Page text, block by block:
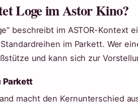
Loge im Astor Kino?
beschreibt im ASTOR-Kontext
im Parkett. Wer
und kann sich zur
Parkett
macht den Kernunterschied